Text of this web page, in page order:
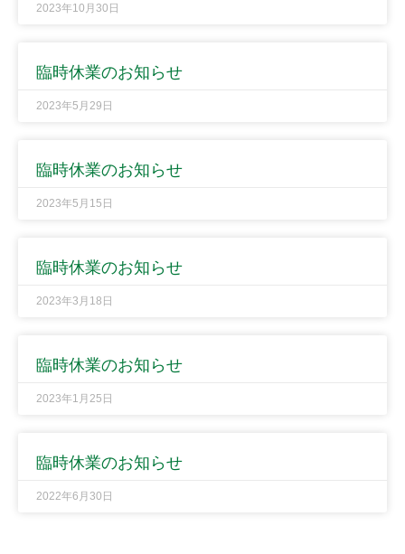
2023年10月30日
臨時休業のお知らせ
2023年5月29日
臨時休業のお知らせ
2023年5月15日
臨時休業のお知らせ
2023年3月18日
臨時休業のお知らせ
2023年1月25日
臨時休業のお知らせ
2022年6月30日